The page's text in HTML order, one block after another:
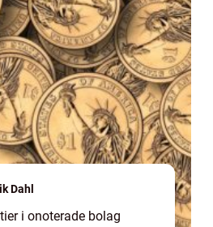
Dahl
i onoterade bolag